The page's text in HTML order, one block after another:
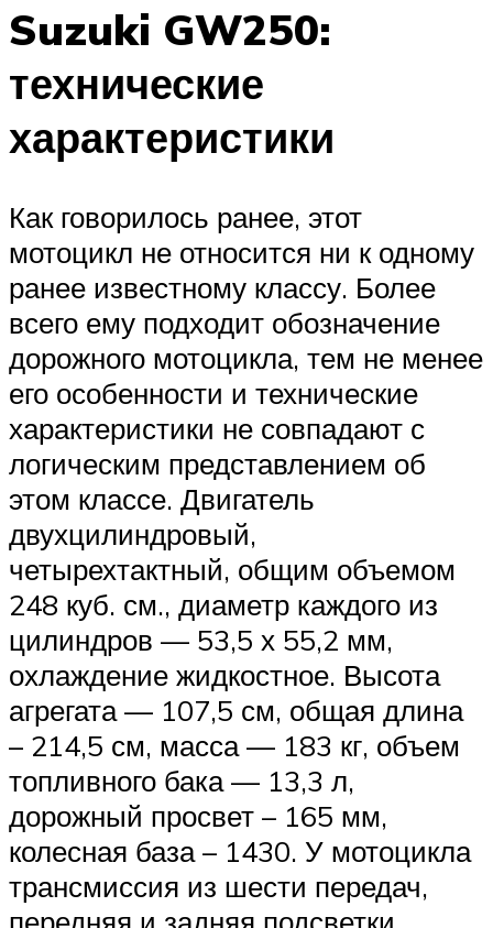
Suzuki GW250:
технические
характеристики
Как говорилось ранее, этот
мотоцикл не относится ни к одному
ранее известному классу. Более
всего ему подходит обозначение
дорожного мотоцикла, тем не менее
его особенности и технические
характеристики не совпадают с
логическим представлением об
этом классе. Двигатель
двухцилиндровый,
четырехтактный, общим объемом
248 куб. см., диаметр каждого из
цилиндров — 53,5 х 55,2 мм,
охлаждение жидкостное. Высота
агрегата — 107,5 см, общая длина
– 214,5 см, масса — 183 кг, объем
топливного бака — 13,3 л,
дорожный просвет – 165 мм,
колесная база – 1430. У мотоцикла
трансмиссия из шести передач,